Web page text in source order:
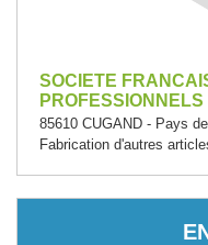
SOCIETE
PROFESSIONNELS
85610 CUGAND - Pays
Fabrication d'autres